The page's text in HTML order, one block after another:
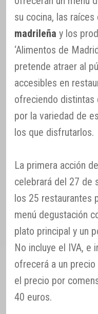
su cocina, las raíces
madrileña y los
‘Alimentos de
pretende atraer al
accesibles en
ofreciendo distintas
por la variedad de
los que disfrutarlos.
La primera acción
celebrará del 27 de
los 25 restaurantes
menú degustación
plato principal y un
No incluye el IVA, e
ofrecerá a un
el precio por
40 euros.